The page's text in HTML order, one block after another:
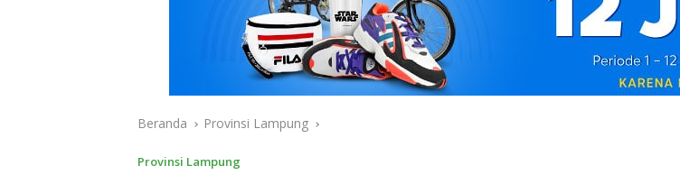
Beranda Provinsi Lampung
Provinsi Lampung